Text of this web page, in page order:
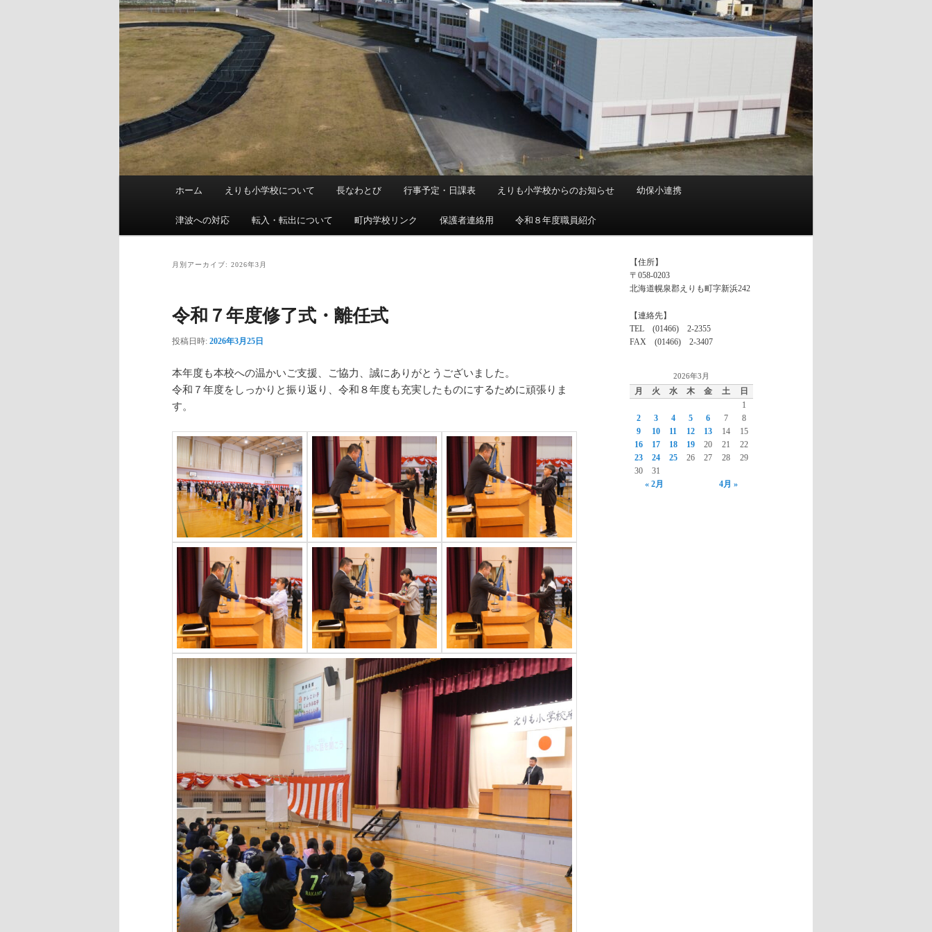
メ
ホーム えりも小学校について 長なわとび 行事予定・日課表 えりも小学校からのお知らせ 幼保小連携
津波への対応 転入・転出について 町内学校リンク 保護者連絡用 令和８年度職員紹介
月別アーカイブ: 2026年3月
令和７年度修了式・離任式
投稿日時: 2026年3月25日
本年度も本校への温かいご支援、ご協力、誠にありがとうございました。
令和７年度をしっかりと振り返り、令和８年度も充実したものにするために頑張りま
す。
【住所】
〒058-0203
北海道幌泉郡えりも町字新浜242
【連絡先】
TEL (01466) 2-2355
FAX (01466) 2-3407
2026年3月
月 火 水 木 金 土
日
1
2
3 4 5 6 7
8
9
10 11 12 13 14
15
16
17 18 19 20 21
22
23
24 25 26 27 28
29
30
31
« 2月
4月 »